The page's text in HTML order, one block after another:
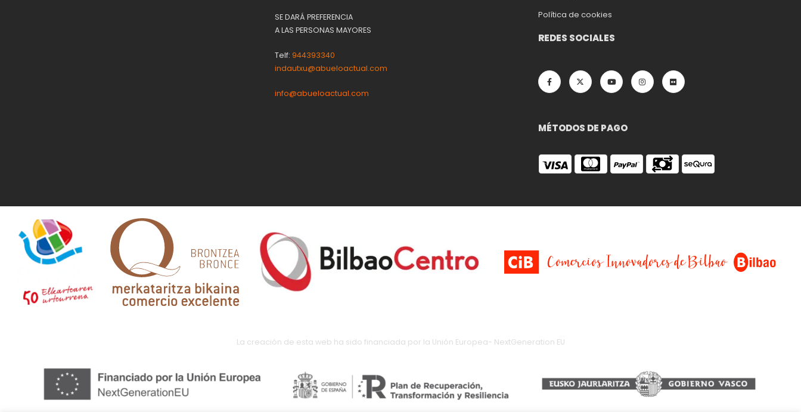
SE DARÁ PREFERENCIA
A LAS PERSONAS MAYORES
Telf:944393340
indautxu@abueloactual.com
info@abueloactual.com
Política de cookies
REDES SOCIALES
MÉTODOS DE PAGO
La creación de esta web ha sido financiada por la Unión Europea- NextGeneration EU